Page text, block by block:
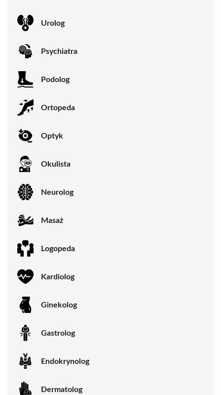
Urolog
Psychiatra
Podolog
Ortopeda
Optyk
Okulista
Neurolog
Masaż
Logopeda
Kardiolog
Ginekolog
Gastrolog
Endokrynolog
Dermatolog